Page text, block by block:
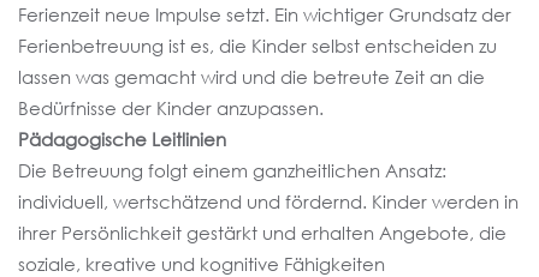
Ferienzeit neue Impulse setzt. Ein wichtiger Grundsatz der
Ferienbetreuung ist es, die Kinder selbst entscheiden zu
lassen was gemacht wird und die betreute Zeit an die
Bedürfnisse der Kinder anzupassen.
Pädagogische Leitlinien
Die Betreuung folgt einem ganzheitlichen Ansatz:
individuell, wertschätzend und fördernd. Kinder werden in
ihrer Persönlichkeit gestärkt und erhalten Angebote, die
soziale, kreative und kognitive Fähigkeiten